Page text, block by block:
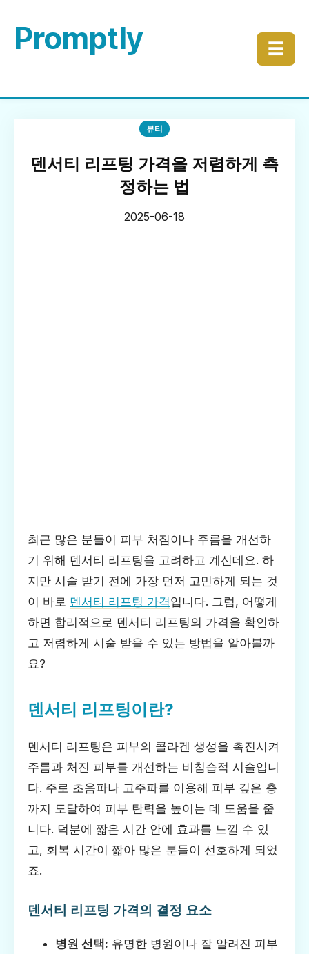
Promptly ☰
뷰티
덴서티 리프팅 가격을 저렴하게 측
정하는 법
2025-06-18
최근 많은 분들이 피부 처짐이나 주름을 개선하
기 위해 덴서티 리프팅을 고려하고 계신데요. 하
지만 시술 받기 전에 가장 먼저 고민하게 되는 것
이 바로 덴서티 리프팅 가격입니다. 그럼, 어떻게
하면 합리적으로 덴서티 리프팅의 가격을 확인하
고 저렴하게 시술 받을 수 있는 방법을 알아볼까
요?
덴서티 리프팅이란?
덴서티 리프팅은 피부의 콜라겐 생성을 촉진시켜
주름과 처진 피부를 개선하는 비침습적 시술입니
다. 주로 초음파나 고주파를 이용해 피부 깊은 층
까지 도달하여 피부 탄력을 높이는 데 도움을 줍
니다. 덕분에 짧은 시간 안에 효과를 느낄 수 있
고, 회복 시간이 짧아 많은 분들이 선호하게 되었
죠.
덴서티 리프팅 가격의 결정 요소
병원 선택: 유명한 병원이나 잘 알려진 피부